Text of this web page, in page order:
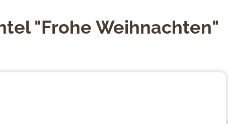
"Frohe Weihnachten"